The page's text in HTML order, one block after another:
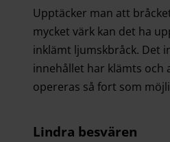
Upptäcker man att
mycket värk kan det ha
inklämt ljumskbråck. Det
innehållet har klämts och
opereras så fort som
Lindra besvären